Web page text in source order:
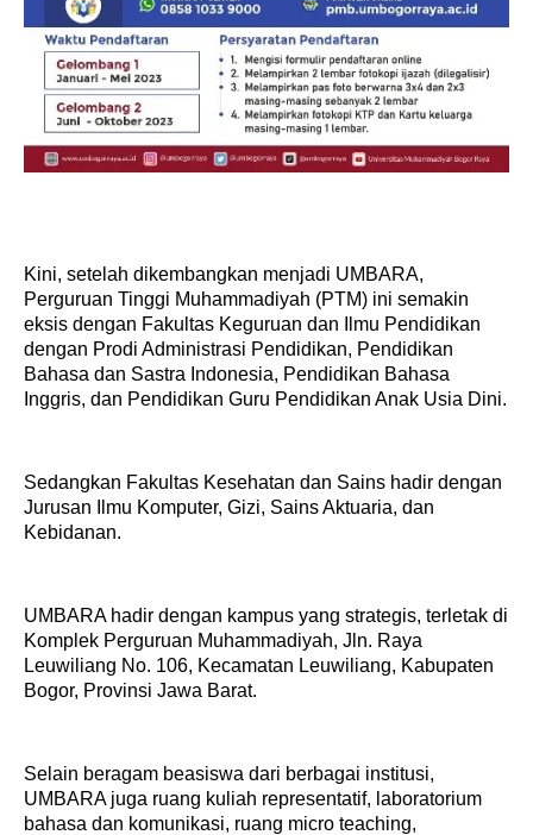
Kini, setelah dikembangkan menjadi UMBARA,
Perguruan Tinggi Muhammadiyah (PTM) ini semakin
eksis dengan Fakultas Keguruan dan Ilmu Pendidikan
dengan Prodi Administrasi Pendidikan, Pendidikan
Bahasa dan Sastra Indonesia, Pendidikan Bahasa
Inggris, dan Pendidikan Guru Pendidikan Anak Usia Dini.
Sedangkan Fakultas Kesehatan dan Sains hadir dengan
Jurusan Ilmu Komputer, Gizi, Sains Aktuaria, dan
Kebidanan.
UMBARA hadir dengan kampus yang strategis, terletak di
Komplek Perguruan Muhammadiyah, Jln. Raya
Leuwiliang No. 106, Kecamatan Leuwiliang, Kabupaten
Bogor, Provinsi Jawa Barat.
Selain beragam beasiswa dari berbagai institusi,
UMBARA juga ruang kuliah representatif, laboratorium
bahasa dan komunikasi, ruang micro teaching,